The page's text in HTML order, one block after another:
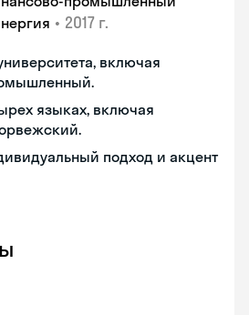
• 2017 г.
включая
языках, включая
подход и акцент